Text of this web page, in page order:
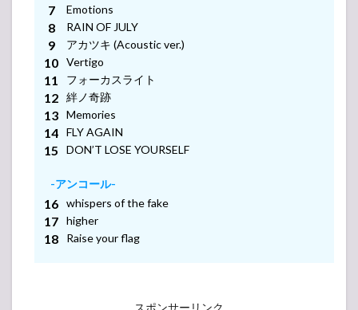
-アンコール-
-アンコール-
Emotions
RAIN OF JULY
アカツキ (Acoustic ver.)
Vertigo
フォーカスライト
絆ノ奇跡
Memories
FLY AGAIN
DON’T LOSE YOURSELF
-アンコール-
whispers of the fake
higher
Raise your flag